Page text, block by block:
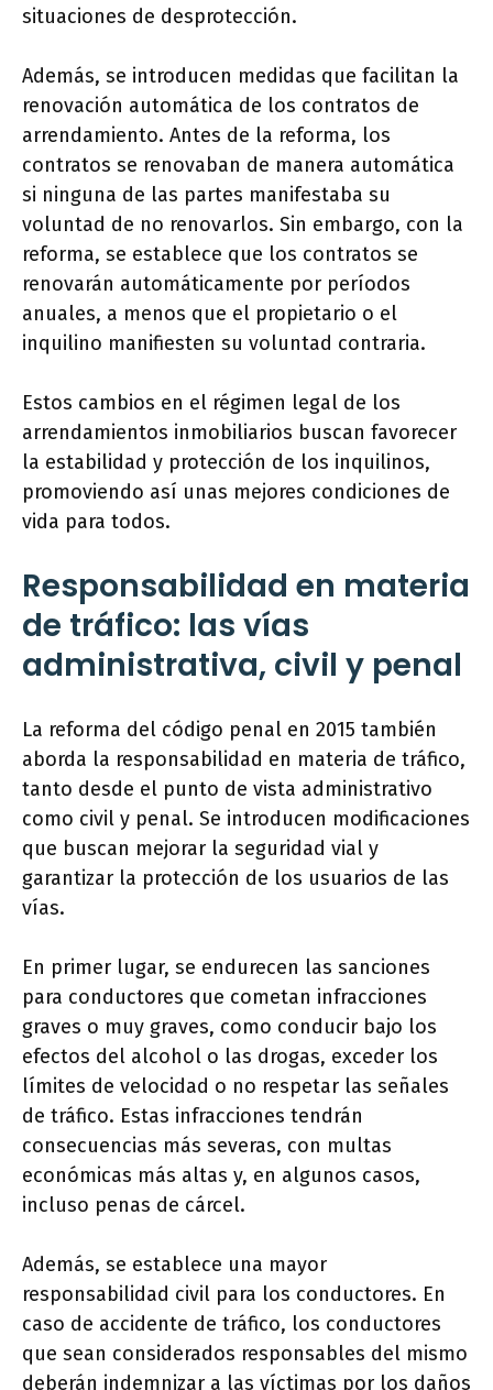
situaciones de desprotección.
Además, se introducen medidas que facilitan la
renovación automática de los contratos de
arrendamiento. Antes de la reforma, los
contratos se renovaban de manera automática
si ninguna de las partes manifestaba su
voluntad de no renovarlos. Sin embargo, con la
reforma, se establece que los contratos se
renovarán automáticamente por períodos
anuales, a menos que el propietario o el
inquilino manifiesten su voluntad contraria.
Estos cambios en el régimen legal de los
arrendamientos inmobiliarios buscan favorecer
la estabilidad y protección de los inquilinos,
promoviendo así unas mejores condiciones de
vida para todos.
Responsabilidad en materia
de tráfico: las vías
administrativa, civil y penal
La reforma del código penal en 2015 también
aborda la responsabilidad en materia de tráfico,
tanto desde el punto de vista administrativo
como civil y penal. Se introducen modificaciones
que buscan mejorar la seguridad vial y
garantizar la protección de los usuarios de las
vías.
En primer lugar, se endurecen las sanciones
para conductores que cometan infracciones
graves o muy graves, como conducir bajo los
efectos del alcohol o las drogas, exceder los
límites de velocidad o no respetar las señales
de tráfico. Estas infracciones tendrán
consecuencias más severas, con multas
económicas más altas y, en algunos casos,
incluso penas de cárcel.
Además, se establece una mayor
responsabilidad civil para los conductores. En
caso de accidente de tráfico, los conductores
que sean considerados responsables del mismo
deberán indemnizar a las víctimas por los daños